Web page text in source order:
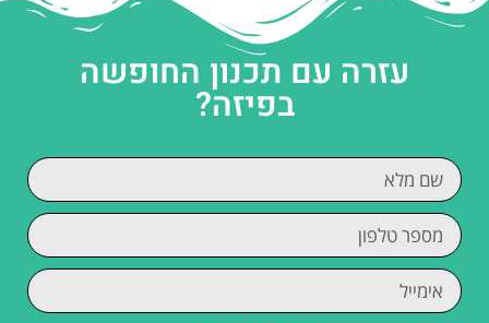
עזרה עם תכנון החופשה
בפיזה?